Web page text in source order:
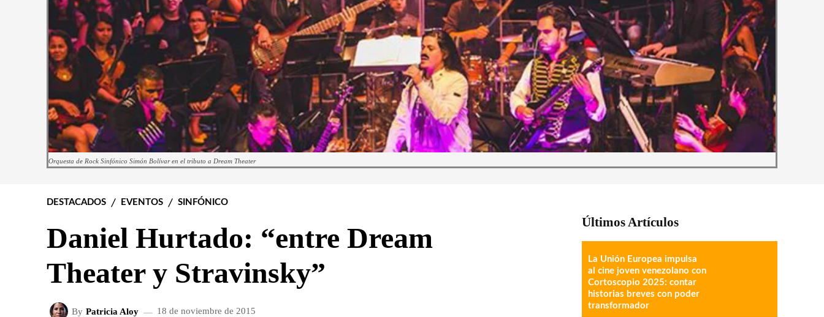
Orquesta de Rock Sinfónico Simón Bolívar en el tributo a Dream Theater
DESTACADOS EVENTOS SINFÓNICO
Daniel Hurtado: “entre Dream
Theater y Stravinsky”
By Patricia Aloy 18 de noviembre de 2015
Últimos Artículos
La Unión Europea impulsa
al cine joven venezolano con
Cortoscopio 2025: contar
historias breves con poder
transformador